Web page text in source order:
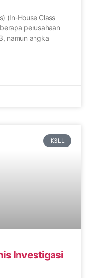
(In-House Class
perusahaan
namun angka
K3LL
Investigasi